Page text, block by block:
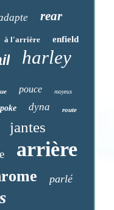
rear
à l'arrière enfield
harley
pouce moyeux
dyna route
jantes
arrière
parlé